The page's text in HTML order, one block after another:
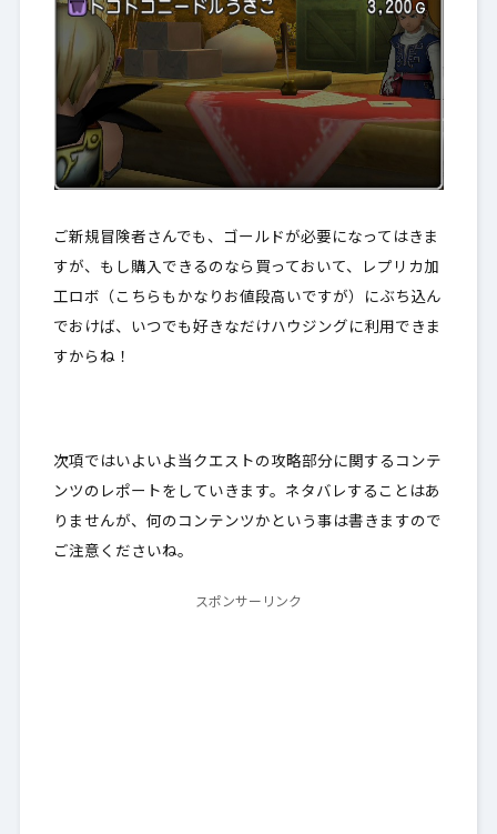
ご新規冒険者さんでも、ゴールドが必要になってはきま
すが、もし購入できるのなら買っておいて、レプリカ加
工ロボ（こちらもかなりお値段高いですが）にぶち込ん
でおけば、いつでも好きなだけハウジングに利用できま
すからね！
次項ではいよいよ当クエストの 攻略部分に関するコンテ
ンツのレポート をしていきます。ネタバレすることはあ
りませんが、何のコンテンツかという事は書きますので
ご注意くださいね。
スポンサーリンク